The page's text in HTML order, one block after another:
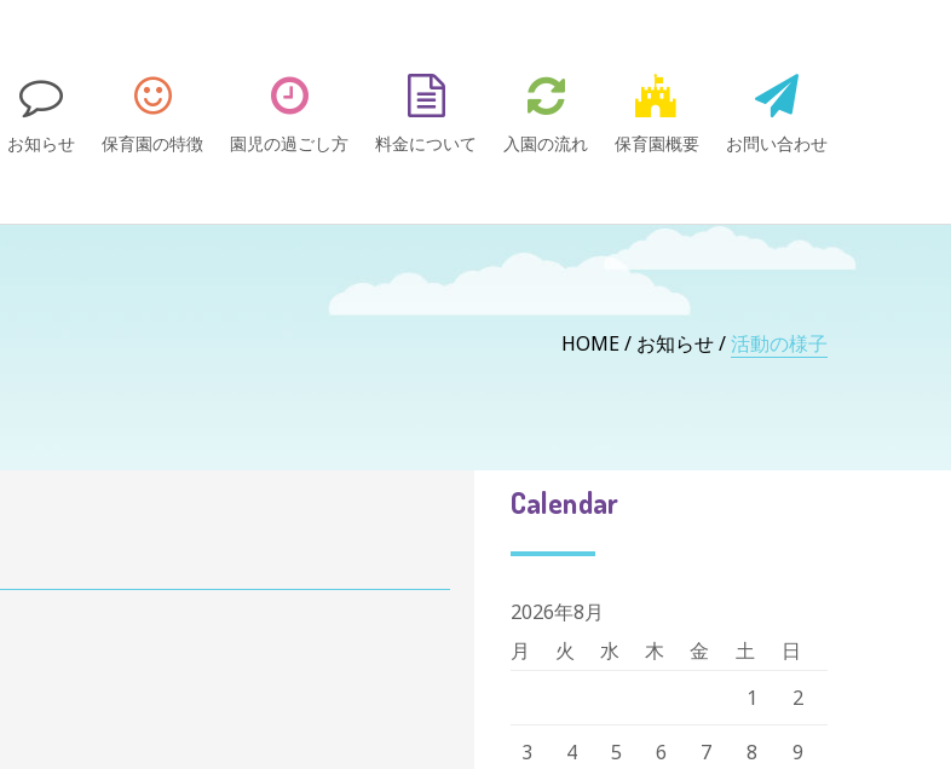
お知らせ 保育園の特徴 園児の過ごし方 料金について 入園の流れ 保育園概要 お問い合わせ
HOME お知らせ 活動の様子
Calendar
2026年8月
月
火 水 木 金 土 日
1 2
3 4 5 6 7 8 9